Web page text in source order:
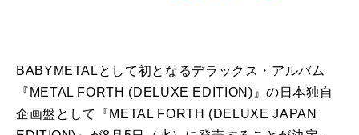
BABYMETALとして初となるデラックス・アルバム
『METAL FORTH (DELUXE EDITION)』の日本独自
企画盤として『METAL FORTH (DELUXE JAPAN